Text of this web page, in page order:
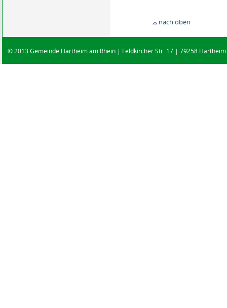
nach oben
© 2013 Gemeinde Hartheim am Rhein | Feldkircher Str. 17 | 79258